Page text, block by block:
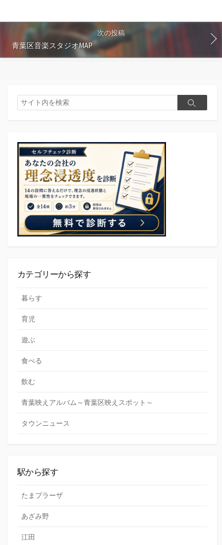
次の投稿
青葉区音楽スタジオMAP
検
索
検
カテゴリーから探す
暮らす
育児
遊ぶ
食べる
飲む
青葉映えアルバム～青葉区映えスポット～
タウンニュース
駅から探す
たまプラーザ
あざみ野
江田